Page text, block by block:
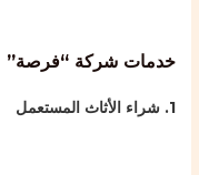
خدمات شركة “فرصة”
1. شراء الأثاث المستعمل